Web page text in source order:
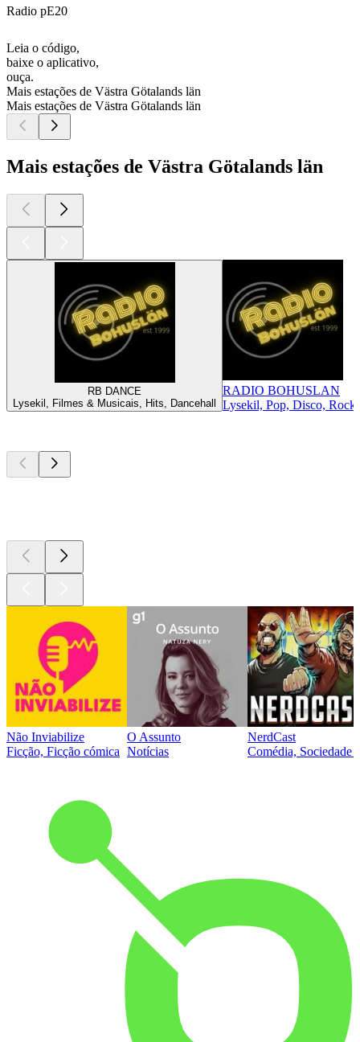
Radio pE20
Leia o código,
baixe o aplicativo,
ouça.
Mais estações de Västra Götalands län
Mais estações de Västra Götalands län
Mais estações de Västra Götalands län
RB DANCE
Lysekil, Filmes & Musicais, Hits, Dancehall
RADIO BOHUSLAN
Lysekil, Pop, Disco,
Não Inviabilize
Ficção, Ficção cómica
O Assunto
Notícias
NerdCast
Comédia, Sociedade